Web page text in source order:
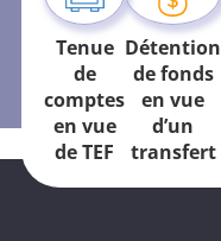
Tenue
de
comptes
en vue
de TEF
Détention
de fonds
en vue
d’un
transfert